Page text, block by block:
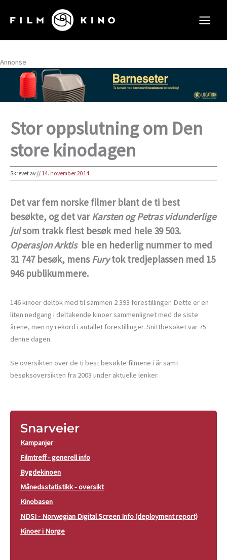
rett
innholdet
Annonse
Stor oppslutning om Den
store kinodagen
Skrevet av// 14. november 2014
Det var fem norske filmer blant de ti best
besøkte, og det varKarsten og Petras vidunderlige
julsom trakk flest besøk med hele 39 503.
Operasjon Arktisble en hederlig nummer to med
31 747 besøk, mensFurytok tredjeplassen med 15
946 publikummere.
146 kinoer deltok med til sammen 2 393 forestillinger. Dette er en
liten nedgang i deltakende kinoer sammenlignet med de siste
årene, men ny rekord i antallet forestillinger. Snittbesøket var 75
denne dagen.
Se oversikten over de ti best besøkte filmene i år samt
besøksoversikten fra 2003 under aktuelle lenker.
Snarveier
Kampanjer
Filmtreff - generell info
Bygdekinoen
Månedsstatistikk - oversikt
Kinobasen
NDSI - Norwegian Digital Screen Info (deployment report)
Kinoer i Norge